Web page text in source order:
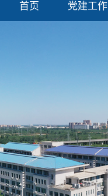
首页 党建工作